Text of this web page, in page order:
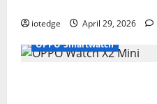
iotedge April 29, 2026
OPPO Smartwatch